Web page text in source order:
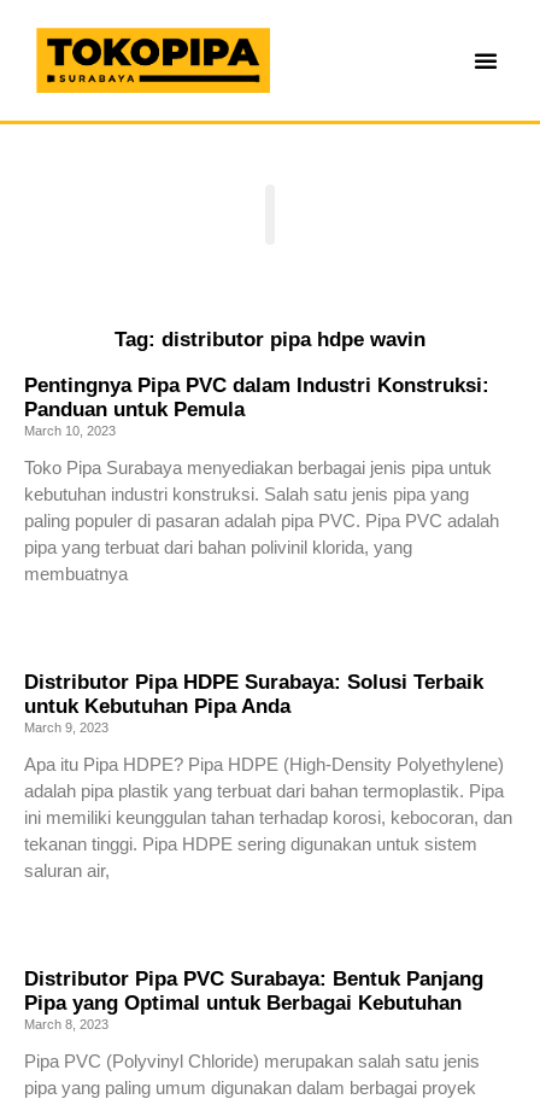
Tag: distributor pipa hdpe wavin
Pentingnya Pipa PVC dalam Industri Konstruksi:
Panduan untuk Pemula
March 10, 2023
Toko Pipa Surabaya menyediakan berbagai jenis pipa untuk
kebutuhan industri konstruksi. Salah satu jenis pipa yang
paling populer di pasaran adalah pipa PVC. Pipa PVC adalah
pipa yang terbuat dari bahan polivinil klorida, yang
membuatnya
Distributor Pipa HDPE Surabaya: Solusi Terbaik
untuk Kebutuhan Pipa Anda
March 9, 2023
Apa itu Pipa HDPE? Pipa HDPE (High-Density Polyethylene)
adalah pipa plastik yang terbuat dari bahan termoplastik. Pipa
ini memiliki keunggulan tahan terhadap korosi, kebocoran, dan
tekanan tinggi. Pipa HDPE sering digunakan untuk sistem
saluran air,
Distributor Pipa PVC Surabaya: Bentuk Panjang
Pipa yang Optimal untuk Berbagai Kebutuhan
March 8, 2023
Pipa PVC (Polyvinyl Chloride) merupakan salah satu jenis
pipa yang paling umum digunakan dalam berbagai proyek